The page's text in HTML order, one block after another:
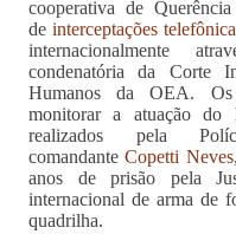
cooperativa de
deinterceptações
internacionalmente
condenatória da Corte
Humanos da OEA. Os
monitorar a atuação
realizados pela
comandanteCopetti Neves
anos de prisão pela
internacional de arma de
quadrilha.